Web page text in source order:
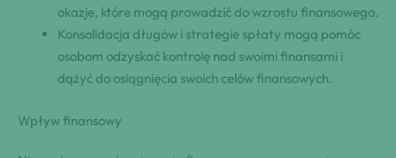
okazje, które mogą prowadzić do wzrostu finansowego.
Konsolidacja długów i strategie spłaty mogą pomóc
osobom odzyskać kontrolę nad swoimi finansami i
dążyć do osiągnięcia swoich celów finansowych.
Wpływ finansowy